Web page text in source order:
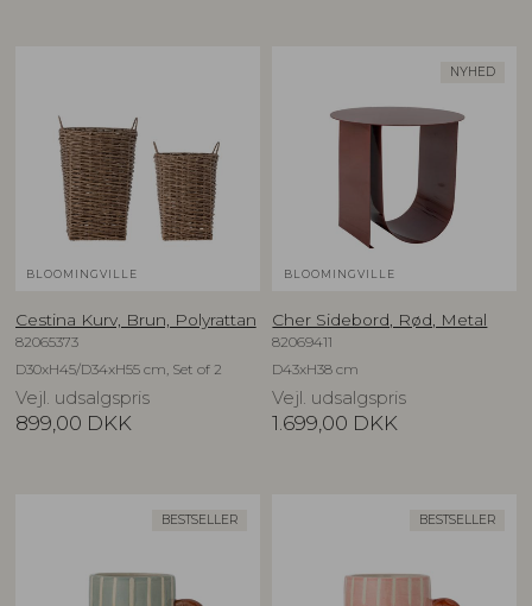
BLOOMINGVILLE
Cestina Kurv, Brun, Polyrattan
82065373
D30xH45/D34xH55 cm, Set of 2
Vejl. udsalgspris
899,00 DKK
NYHED
BLOOMINGVILLE
Cher Sidebord, Rød, Metal
82069411
D43xH38 cm
Vejl. udsalgspris
1.699,00 DKK
BESTSELLER BESTSELLER